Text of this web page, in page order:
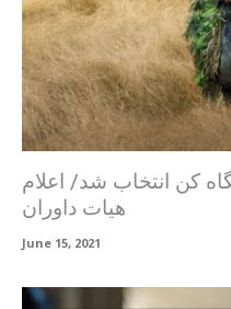
کن انتخاب شد/ اعلام
هیات داوران
June 15, 2021